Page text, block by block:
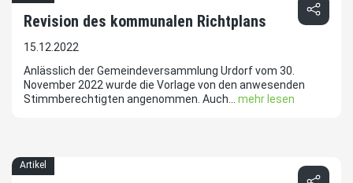
Revision des kommunalen Richtplans
15.12.2022
Anlässlich der Gemeindeversammlung Urdorf vom 30.
November 2022 wurde die Vorlage von den anwesenden
Stimmberechtigten angenommen. Auch... mehr lesen
Artikel